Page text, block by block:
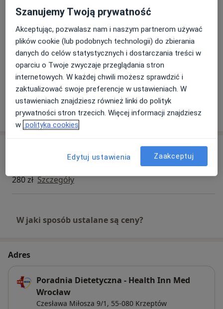
pokarmowych i chorobach rzadkich.
Należy do Polskiego Towarzystwa Alergologicznego
oraz Polskiego Towarzystwa Dietetyki. Jest autorką
licznych artykułów na temat żywienia, uczestniczka
licznych krajowych i zagranicznych szkoleń oraz
konferencji poświęconych żywieniu klinicznemu.
Obecnie w trakcie pisania rozprawy doktorskiej w
naukach o zdrowiu.
Dietetyk kliniczny
Dietetyka bariatryczna
Psychodietetyk
Główne obszary pomocy
Otyłość Nadwaga
Cukrzyca
Choroby dietozależne
Nadciśnienie tętnicze
Pokaż więcejo doświadczeniu
280 zł Szczegóły
W jaki sposób ustalane są ceny?
Adres
Poradnia Dietetyczna - Health Inn Med
Wrocław
Czesława Miłosza 9/1, 55-080 Krzeptów
Szanujemy Twoją prywatność
Akceptując, pozwalasz nam i naszym partnerom używać
plików cookie (lub podobnych technologii) do zbierania
danych do celów statystycznych i dostarczania treści w
oparciu o Twoje zwyczaje przeglądania stron
internetowych. W każdej chwili możesz sprawdzić i
zaktualizować swoje preferencje w ustawieniach. W
ustawieniach znajdziesz również linki do polityk
prywatności stron trzecich. Więcej informacji znajdziesz
w polityka cookies
Edytuj ustawienia Zaakceptuj